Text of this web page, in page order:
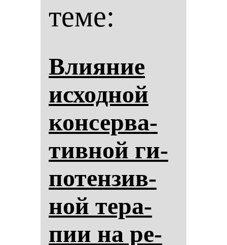
теме:
Вли­яние
ис­ход­ной
кон­сер­ва­
тив­ной ги­
по­тен­зив­
ной те­ра­
пии на ре­